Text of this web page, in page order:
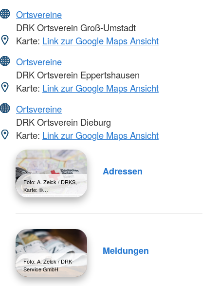
Ortsvereine
DRK Ortsverein Groß-Umstadt
Karte: Link zur Google Maps Ansicht
Ortsvereine
DRK Ortsverein Eppertshausen
Karte: Link zur Google Maps Ansicht
Ortsvereine
DRK Ortsverein Dieburg
Karte: Link zur Google Maps Ansicht
Foto: A. Zelck / DRKS,
Karte: ©…
Adressen
Foto: A. Zelck / DRK-
Service GmbH
Meldungen